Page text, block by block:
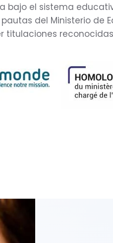
bajo el sistema
del Ministerio de
titulaciones